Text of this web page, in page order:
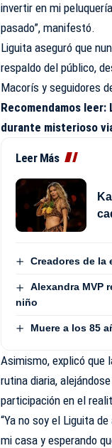
invertir en mi
pasado”, manifestó.
Liguita aseguró que
respaldo del público,
Macorís y seguidores
Recomendamos
durante misterioso
Leer Más
Creadores de la
Alexandra MVP
niño
Muere a los 85
Asimismo, explicó que
rutina diaria,
participación en el
“Ya no soy el Liguita
mi casa y esperando